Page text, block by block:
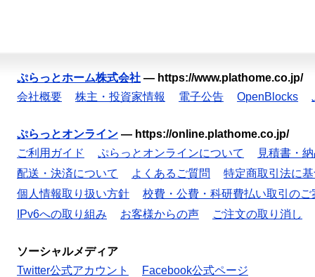
ぷらっとホーム株式会社 — https://www.plathome.co.jp/
会社概要
株主・投資家情報 電子公告 OpenBlocks
ぷらっとオンライン — https://online.plathome.co.jp/
ご利用ガイド
ぷらっとオンラインについて
見積書・
配送・決済について
よくあるご質問
特定商取引法に
個人情報取り扱い方針
校費・公費・科研費払い取引のご
IPv6への取り組み
お客様からの声 ご注文の取り消し
ソーシャルメディア
Twitter公式アカウント
Facebook公式ページ